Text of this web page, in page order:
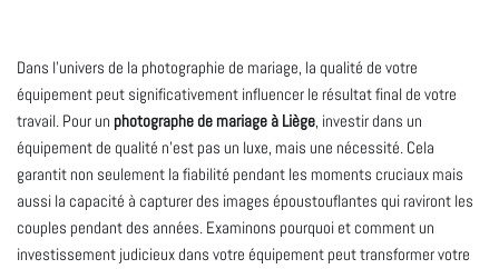
Dans l’univers de la photographie de mariage, la qualité de votre
équipement peut significativement influencer le résultat final de votre
travail. Pour un photographe de mariage à Liège, investir dans un
équipement de qualité n’est pas un luxe, mais une nécessité. Cela
garantit non seulement la fiabilité pendant les moments cruciaux mais
aussi la capacité à capturer des images époustouflantes qui raviront les
couples pendant des années. Examinons pourquoi et comment un
investissement judicieux dans votre équipement peut transformer votre